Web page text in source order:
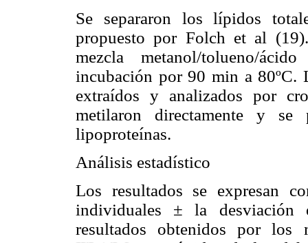
Se separaron los lípidos
propuesto por Folch et al
mezcla metanol/tolueno/
incubación por 90 min a 80ºC.
extraídos y analizados por
metilaron directamente y
lipoproteínas.
Análisis estadístico
Los resultados se expresan
individuales ± la desviación
resultados obtenidos por los